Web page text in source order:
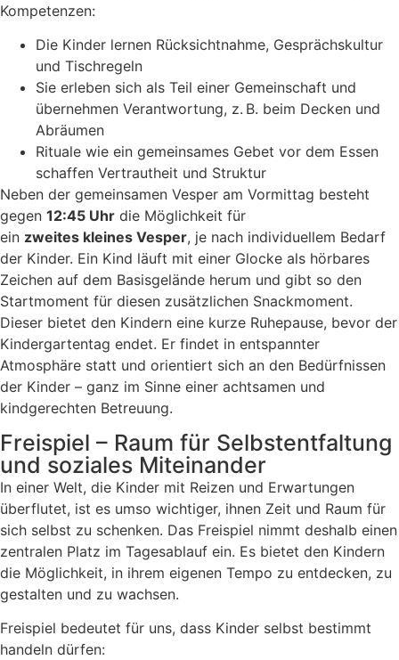
Kompetenzen:
Die Kinder lernen Rücksichtnahme, Gesprächskultur
und Tischregeln
Sie erleben sich als Teil einer Gemeinschaft und
übernehmen Verantwortung, z. B. beim Decken und
Abräumen
Rituale wie ein gemeinsames Gebet vor dem Essen
schaffen Vertrautheit und Struktur
Neben der gemeinsamen Vesper am Vormittag besteht
gegen 12:45 Uhr die Möglichkeit für
ein zweites kleines Vesper, je nach individuellem Bedarf
der Kinder. Ein Kind läuft mit einer Glocke als hörbares
Zeichen auf dem Basisgelände herum und gibt so den
Startmoment für diesen zusätzlichen Snackmoment.
Dieser bietet den Kindern eine kurze Ruhepause, bevor der
Kindergartentag endet. Er findet in entspannter
Atmosphäre statt und orientiert sich an den Bedürfnissen
der Kinder – ganz im Sinne einer achtsamen und
kindgerechten Betreuung.
Freispiel – Raum für Selbstentfaltung
und soziales Miteinander
In einer Welt, die Kinder mit Reizen und Erwartungen
überflutet, ist es umso wichtiger, ihnen Zeit und Raum für
sich selbst zu schenken. Das Freispiel nimmt deshalb einen
zentralen Platz im Tagesablauf ein. Es bietet den Kindern
die Möglichkeit, in ihrem eigenen Tempo zu entdecken, zu
gestalten und zu wachsen.
Freispiel bedeutet für uns, dass Kinder selbst bestimmt
handeln dürfen: